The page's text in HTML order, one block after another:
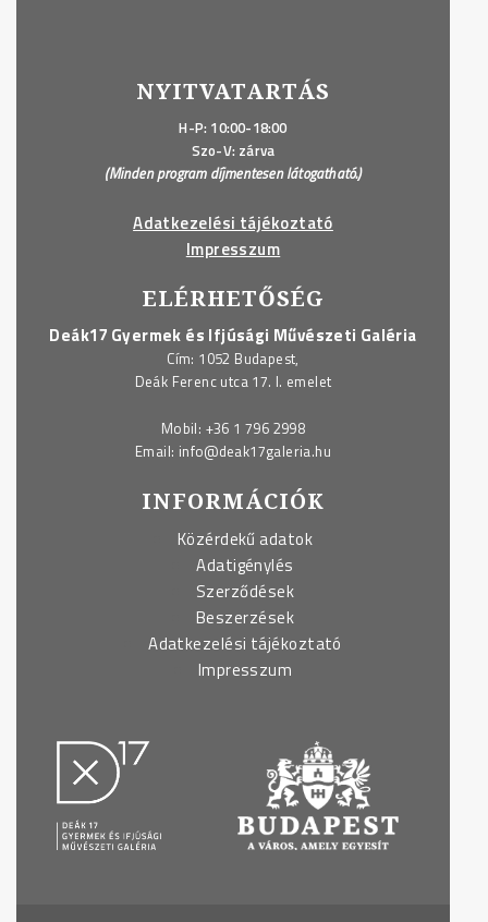
NYITVATARTÁS
H-P: 10:00-18:00
Szo-V: zárva
(Minden program díjmentesen látogatható.)
Adatkezelési tájékoztató
Impresszum
ELÉRHETŐSÉG
Deák17 Gyermek és Ifjúsági Művészeti Galéria
Cím: 1052 Budapest,
Deák Ferenc utca 17. I. emelet
Mobil: +36 1 796 2998
Email: info@deak17galeria.hu
INFORMÁCIÓK
Közérdekű adatok
Adatigénylés
Szerződések
Beszerzések
Adatkezelési tájékoztató
Impresszum